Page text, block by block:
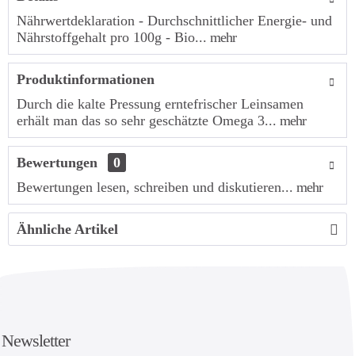
Nährwertdeklaration - Durchschnittlicher Energie- und
Nährstoffgehalt pro 100g - Bio... mehr
Produktinformationen
Durch die kalte Pressung erntefrischer Leinsamen
erhält man das so sehr geschätzte Omega 3... mehr
Bewertungen
0
Bewertungen lesen, schreiben und diskutieren... mehr
Ähnliche Artikel
Newsletter